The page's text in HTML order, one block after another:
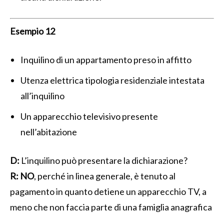
Esempio 12
Inquilino di un appartamento preso in affitto
Utenza elettrica tipologia residenziale intestata
all’inquilino
Un apparecchio televisivo presente
nell’abitazione
D: L’inquilino può presentare la dichiarazione?
R: NO, perché in linea generale, è tenuto al
pagamento in quanto detiene un apparecchio TV, a
meno che non faccia parte di una famiglia anagrafica